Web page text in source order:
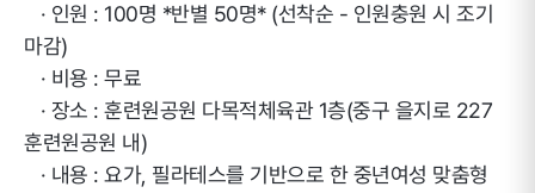
· 인원 : 100명 *반별 50명* (선착순 - 인원충원 시 조기
마감)
· 비용 : 무료
· 장소 : 훈련원공원 다목적체육관 1층(중구 을지로 227
훈련원공원 내)
· 내용 : 요가, 필라테스를 기반으로 한 중년여성 맞춤형